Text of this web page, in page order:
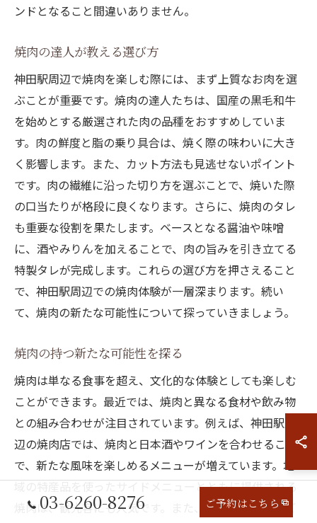
ンドとなること間違いありません。
焼肉の達人が教える選び方
神田駅周辺で焼肉を楽しむ際には、まず上質なお肉を選
ぶことが重要です。焼肉の達人たちは、国産の黒毛和牛
を始めとする厳選された肉の品種をおすすめしていま
す。肉の鮮度と脂の乗り具合は、焼く際の味わいに大き
く影響します。また、カット方法も見逃せないポイント
です。肉の繊維に沿った切り方を選ぶことで、焼いた際
の口当たりが格段に良くなります。さらに、焼肉のタレ
も重要な役割を果たします。ベースとなる醤油や味噌
に、酒やみりんを加えることで、肉の旨みを引き立てる
特製タレが完成します。これらの選び方を押さえること
で、神田駅周辺での焼肉体験が一層深まります。続い
て、焼肉の新たな可能性について探っていきましょう。
焼肉の持つ新たな可能性を探る
焼肉は単なる食事を超え、文化的な体験としても楽しむ
ことができます。最近では、焼肉と異なる食材や飲み物
との組み合わせが注目されています。例えば、神田駅周
辺の焼肉店では、焼肉と日本酒やワインを合わせること
で、新たな風味を楽しめるメニューが増えています。地
域の特産品を使ったサイドメニューとともに提供される
焼肉は、観光客にも人気です。また、焼肉店では季節ご
03-6260-8276 ご予約はこちら